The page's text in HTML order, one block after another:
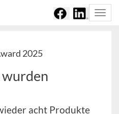
2025
acht Produkte